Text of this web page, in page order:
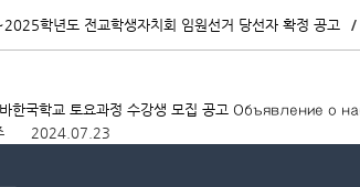
학년도 전교학생자치회 임원선거 당선자 확정 공고 /
바한국학교 토요과정 수강생 모집 공고 Объявление о
2024.07.23